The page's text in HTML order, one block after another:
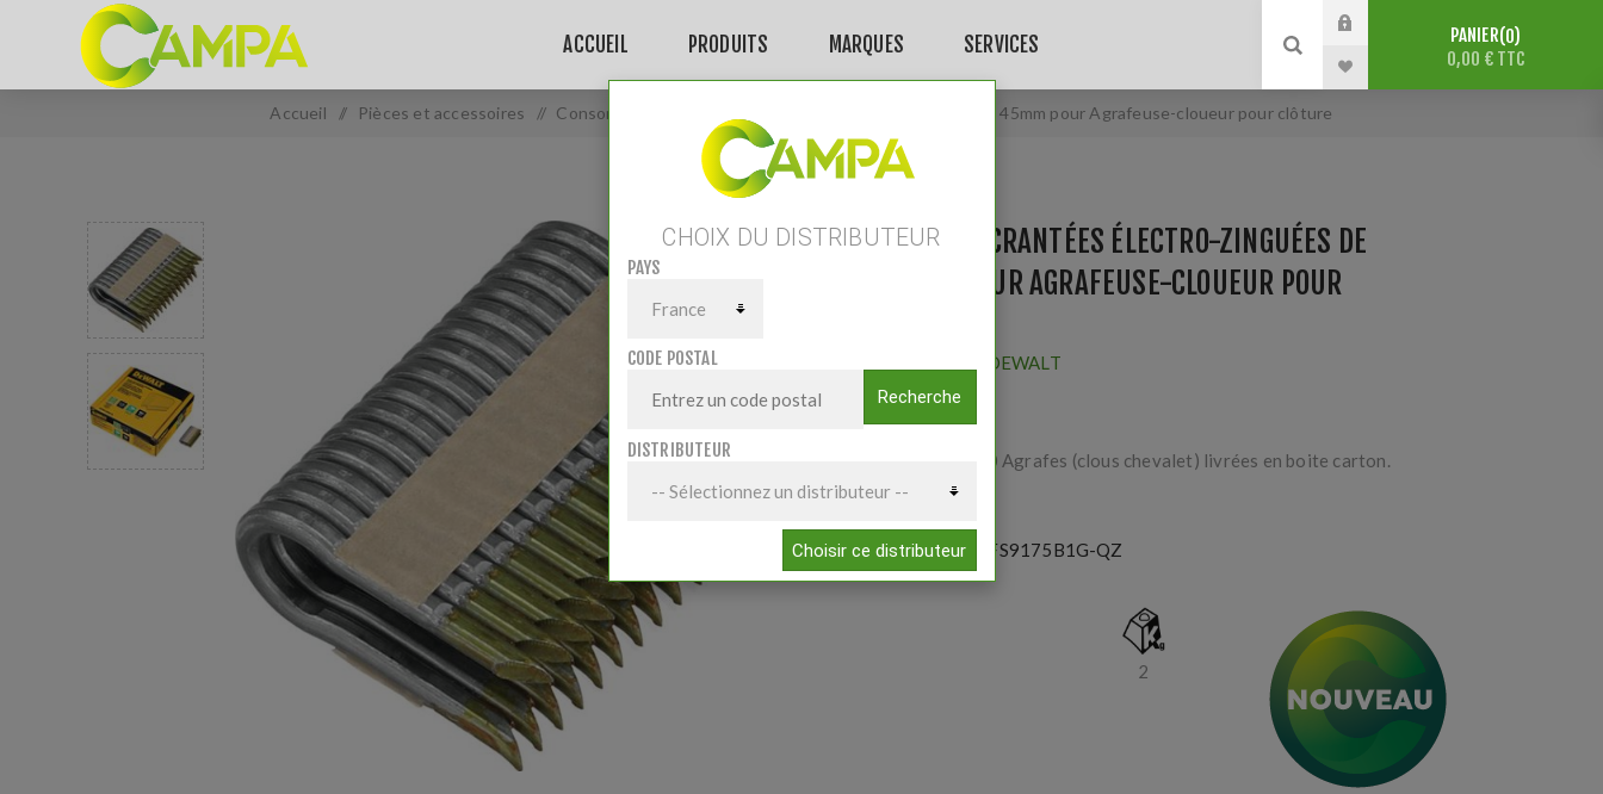
ACCUEIL PRODUITS MARQUES SERVICES PANIER 0
0,00 € TTC
Accueil / Pièces et accessoires / Consommables Agrafes crantées électro-zinguées de 45mm pour Agrafeuse-cloueur pour clôture
AGRAFES CRANTÉES ÉLECTRO-ZINGUÉES DE
45MM POUR AGRAFEUSE-CLOUEUR POUR
DEWALT
1 boite de 950 Agrafes (clous chevalet) livrées en boite carton.
Référence: DFS9175B1G-QZ
2
CHOIX DU DISTRIBUTEUR
PAYS
CODE POSTAL
Recherche
DISTRIBUTEUR
Choisir ce distributeur